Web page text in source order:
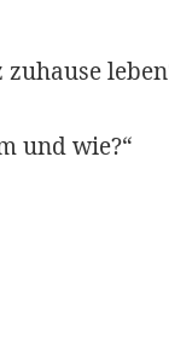
und wie?“